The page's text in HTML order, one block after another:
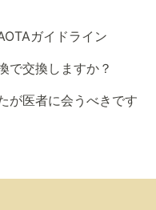
ガイドライン
で交換しますか？
が医者に会うべきです